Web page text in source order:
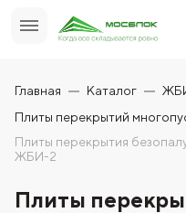
Главная Каталог
Плиты перекрытий
Плиты перекрытия
ЖБИ-2
Плиты